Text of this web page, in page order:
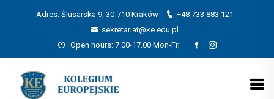
Adres: Ślusarska 9, 30-710 Kraków
+48 733 883 121
sekretariat@ke.edu.pl
Open hours: 7.00-17.00 Mon-Fri